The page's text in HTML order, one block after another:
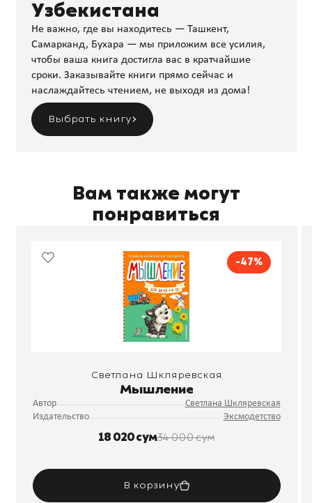
Узбекистана
Не важно, где вы находитесь — Ташкент,
Самарканд, Бухара — мы приложим все усилия,
чтобы ваша книга достигла вас в кратчайшие
сроки. Заказывайте книги прямо сейчас и
наслаждайтесь чтением, не выходя из дома!
Выбрать книгу
Вам также могут
понравиться
-47%
Светлана Шкляревская
Мышление
Автор
Светлана Шкляревская
Издательство
Эксмодетство
18 020 сум34 000 сум
В корзину